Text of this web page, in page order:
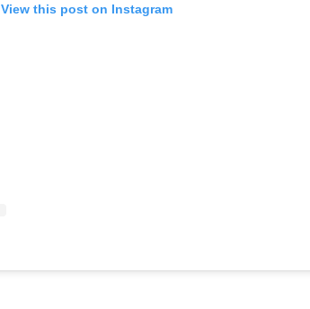
View this post on Instagram